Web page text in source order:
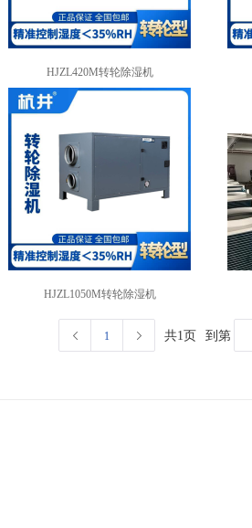
HJZL420M转轮除湿机
HJZL1050M转轮除湿机
1 共1页 到第